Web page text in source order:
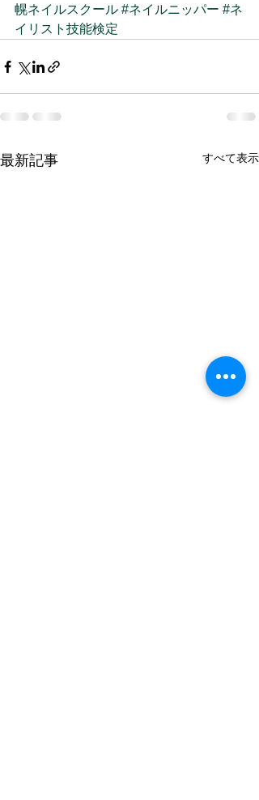
幌ネイルスクール #ネイルニッパー #ネ
イリスト技能検定
最新記事 すべて表示